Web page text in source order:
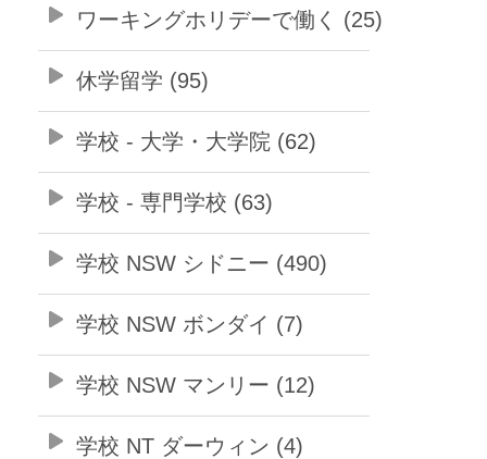
ワーキングホリデーで働く (25)
休学留学 (95)
学校 - 大学・大学院 (62)
学校 - 専門学校 (63)
学校 NSW シドニー (490)
学校 NSW ボンダイ (7)
学校 NSW マンリー (12)
学校 NT ダーウィン (4)